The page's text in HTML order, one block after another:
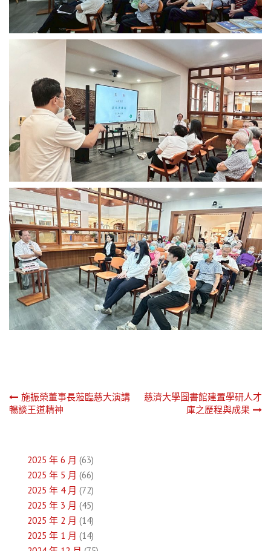
文
覽
施振榮董事長蒞臨慈大演講
暢談王道精神
慈濟大學圖書館建置學研人才
庫之歷程與成果
2025 年 6 月 (63)
2025 年 5 月 (66)
2025 年 4 月 (72)
2025 年 3 月 (45)
2025 年 2 月 (14)
2025 年 1 月 (14)